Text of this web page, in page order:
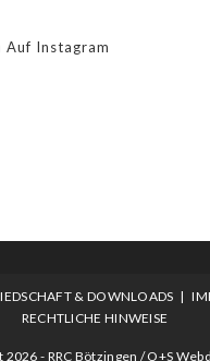
Auf Instagram
& DOWNLOADS
RECHTLICHE HINWEISE
2026 - RRC Bötzingen / O+S